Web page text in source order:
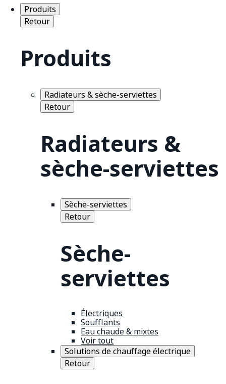
Produits
Retour
Produits
Radiateurs & sèche-serviettes
Retour
Radiateurs &
sèche-serviettes
Sèche-serviettes
Retour
Sèche-
serviettes
Électriques
Soufflants
Eau chaude & mixtes
Voir tout
Solutions de chauffage électrique
Retour